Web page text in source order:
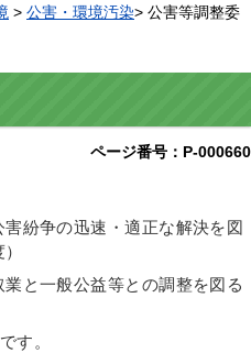
> 公害・環境汚染> 公害等調整委
ページ番号：P-000660
紛争の迅速・適正な解決を図
と一般公益等との調整を図る
す。